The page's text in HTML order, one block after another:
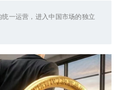
一运营，进入中国市场的独立